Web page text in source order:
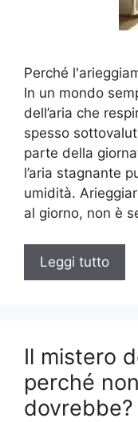
Perché
In un mondo
dell’aria che
spesso
parte della
l’aria stagnante
umidità.
al giorno, non è
Leggi tutto
Il mistero
perché
dovrebbe?